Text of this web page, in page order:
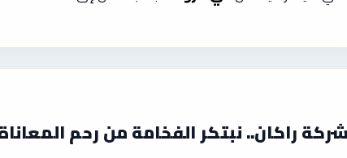
راكان.. نبتكر الفخامة من رحم